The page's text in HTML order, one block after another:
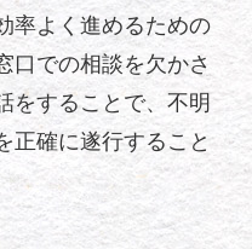
率よく進めるための
口での相談を欠かさ
をすることで、不明
正確に遂行すること